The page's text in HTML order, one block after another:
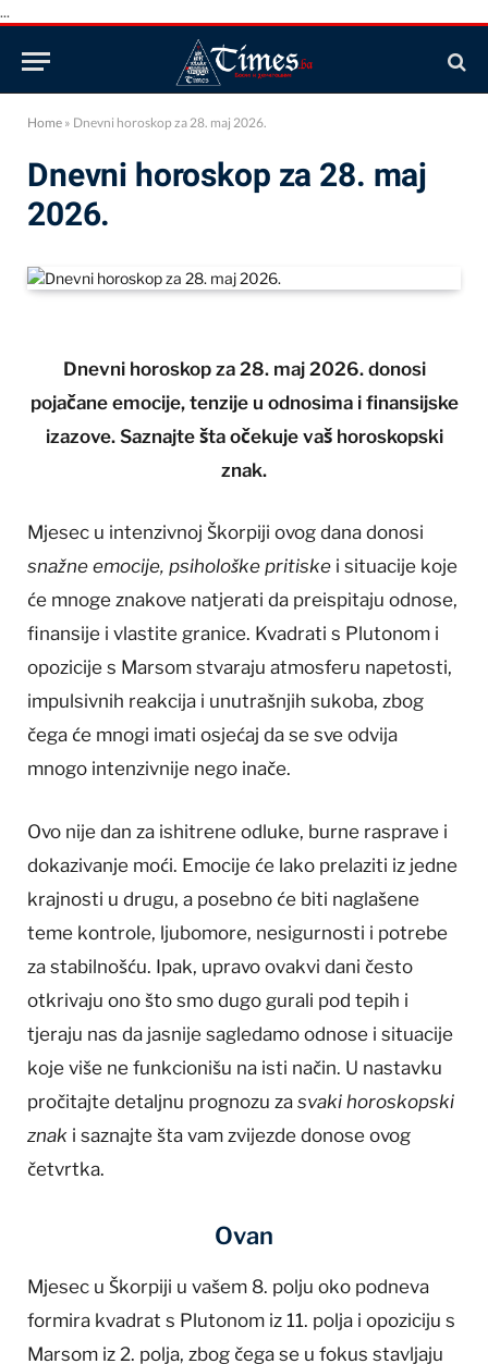
...
Home » Dnevni horoskop za 28. maj 2026.
Dnevni horoskop za 28. maj
2026.
Dnevni horoskop za 28. maj 2026. donosi
pojačane emocije, tenzije u odnosima i finansijske
izazove. Saznajte šta očekuje vaš horoskopski
znak.
Mjesec u intenzivnoj Škorpiji ovog dana donosi
snažne emocije, psihološke pritiske i situacije koje
će mnoge znakove natjerati da preispitaju odnose,
finansije i vlastite granice. Kvadrati s Plutonom i
opozicije s Marsom stvaraju atmosferu napetosti,
impulsivnih reakcija i unutrašnjih sukoba, zbog
čega će mnogi imati osjećaj da se sve odvija
mnogo intenzivnije nego inače.
Ovo nije dan za ishitrene odluke, burne rasprave i
dokazivanje moći. Emocije će lako prelaziti iz jedne
krajnosti u drugu, a posebno će biti naglašene
teme kontrole, ljubomore, nesigurnosti i potrebe
za stabilnošću. Ipak, upravo ovakvi dani često
otkrivaju ono što smo dugo gurali pod tepih i
tjeraju nas da jasnije sagledamo odnose i situacije
koje više ne funkcionišu na isti način. U nastavku
pročitajte detaljnu prognozu za svaki horoskopski
znak i saznajte šta vam zvijezde donose ovog
četvrtka.
Ovan
Mjesec u Škorpiji u vašem 8. polju oko podneva
formira kvadrat s Plutonom iz 11. polja i opoziciju s
Marsom iz 2. polja, zbog čega se u fokus stavljaju